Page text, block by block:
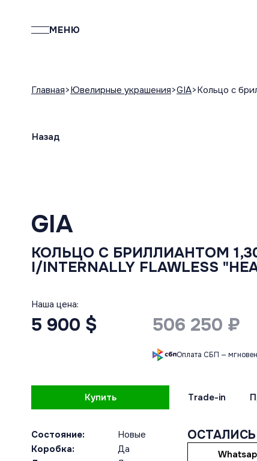
МЕНЮ
Главная Ювелирные украшения GIA Кольцо с
Назад
GIA
КОЛЬЦО С БРИЛЛИАНТОМ
I/INTERNALLY FLAWLESS
Наша цена:
5 900 $ 506 250 ₽
Оплата СБП —
Купить Trade-in
Состояние:
Новые
Коробка:
Да